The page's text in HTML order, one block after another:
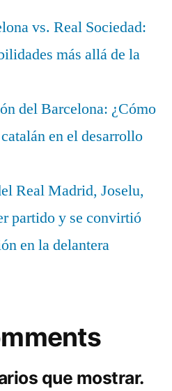
vs. Real Sociedad:
más allá de la
del Barcelona: ¿Cómo
en el desarrollo
Real Madrid, Joselu,
partido y se convirtió
en la delantera
que mostrar.